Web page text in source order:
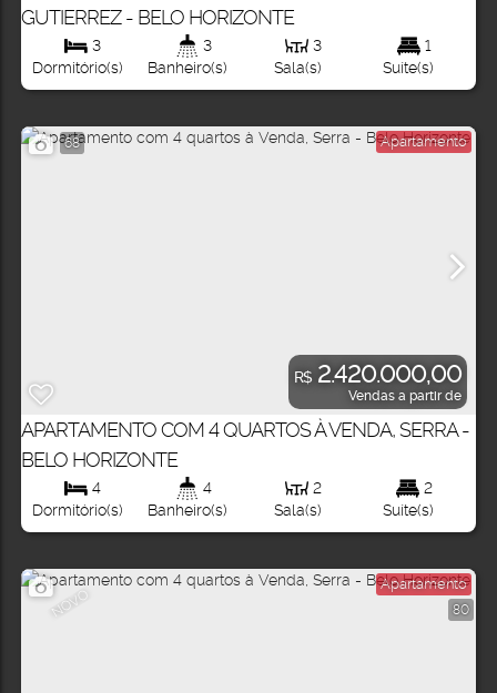
GUTIERREZ - BELO HORIZONTE
3
Dormitório(s)
3
Banheiro(s)
3
Sala(s)
1
Suíte(s)
68 Apartamento
R$ 2.420.000,00
Vendas a partir de
APARTAMENTO COM 4 QUARTOS À VENDA, SERRA -
BELO HORIZONTE
4
Dormitório(s)
4
Banheiro(s)
2
Sala(s)
2
Suíte(s)
NOVO 80
Apartamento